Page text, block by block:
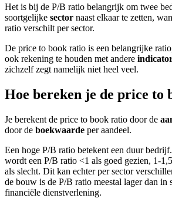
activates
the
screen
to
help
you
and
interact
the
content.
Het is bij de P/B ratio belangrijk om twee
soortgelijke sector naast elkaar te zetten,
ratio verschilt per sector.
De price to book ratio is een belangrijke
ook rekening te houden met andere
zichzelf zegt namelijk niet heel veel.
Hoe bereken je de price to
Je berekent de price to book ratio door de
door de boekwaarde per aandeel.
Een hoge P/B ratio betekent een duur
wordt een P/B ratio <1 als goed gezien, 1-
als slecht. Dit kan echter per sector
de bouw is de P/B ratio meestal lager dan in
financiële dienstverlening.